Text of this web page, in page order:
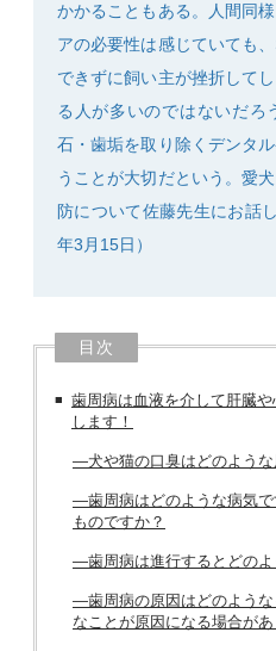
かかることもある。人間同
アの必要性は感じていても
できずに飼い主が挫折して
る人が多いのではないだろ
石・歯垢を取り除くデンタ
うことが大切だという。愛
防について佐藤先生にお話
年3月15日）
目次
歯周病は血液を介して肝臓
します！
―犬や猫の口臭はどのような
―歯周病はどのような病気
ものですか？
―歯周病は進行するとどのよ
―歯周病の原因はどのよう
なことが原因になる場合があ